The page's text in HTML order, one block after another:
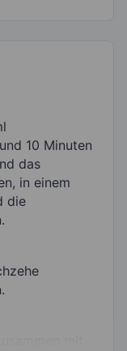
10 Minuten
das
in einem
die